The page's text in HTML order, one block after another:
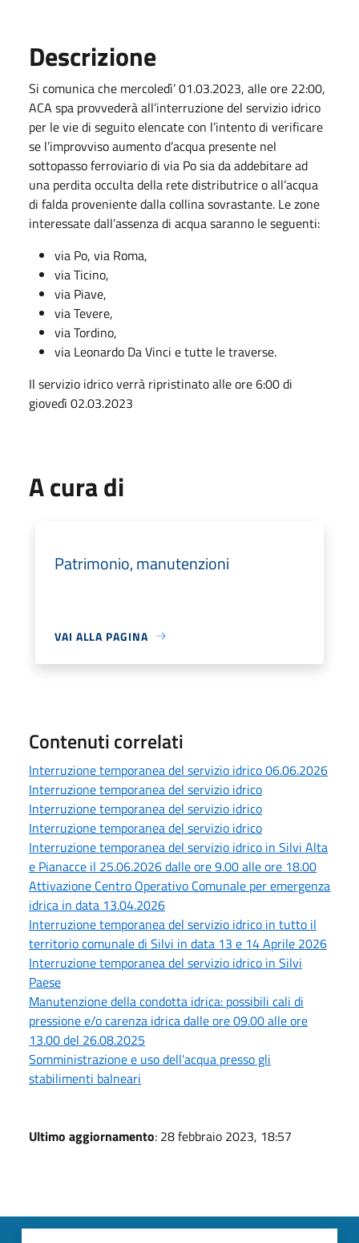
Descrizione
Si comunica che mercoledì’ 01.03.2023, alle ore 22:00,
ACA spa provvederà all’interruzione del servizio idrico
per le vie di seguito elencate con l’intento di verificare
se l’improvviso aumento d’acqua presente nel
sottopasso ferroviario di via Po sia da addebitare ad
una perdita occulta della rete distributrice o all’acqua
di falda proveniente dalla collina sovrastante. Le zone
interessate dall’assenza di acqua saranno le seguenti:
via Po, via Roma,
via Ticino,
via Piave,
via Tevere,
via Tordino,
via Leonardo Da Vinci e tutte le traverse.
Il servizio idrico verrà ripristinato alle ore 6:00 di
giovedì 02.03.2023
A cura di
Patrimonio, manutenzioni
VAI ALLA PAGINA
Contenuti correlati
Interruzione temporanea del servizio idrico 06.06.2026
Interruzione temporanea del servizio idrico
Interruzione temporanea del servizio idrico
Interruzione temporanea del servizio idrico
Interruzione temporanea del servizio idrico in Silvi Alta
e Pianacce il 25.06.2026 dalle ore 9.00 alle ore 18.00
Attivazione Centro Operativo Comunale per emergenza
idrica in data 13.04.2026
Interruzione temporanea del servizio idrico in tutto il
territorio comunale di Silvi in data 13 e 14 Aprile 2026
Interruzione temporanea del servizio idrico in Silvi
Paese
Manutenzione della condotta idrica: possibili cali di
pressione e/o carenza idrica dalle ore 09.00 alle ore
13.00 del 26.08.2025
Somministrazione e uso dell'acqua presso gli
stabilimenti balneari
Ultimo aggiornamento: 28 febbraio 2023, 18:57